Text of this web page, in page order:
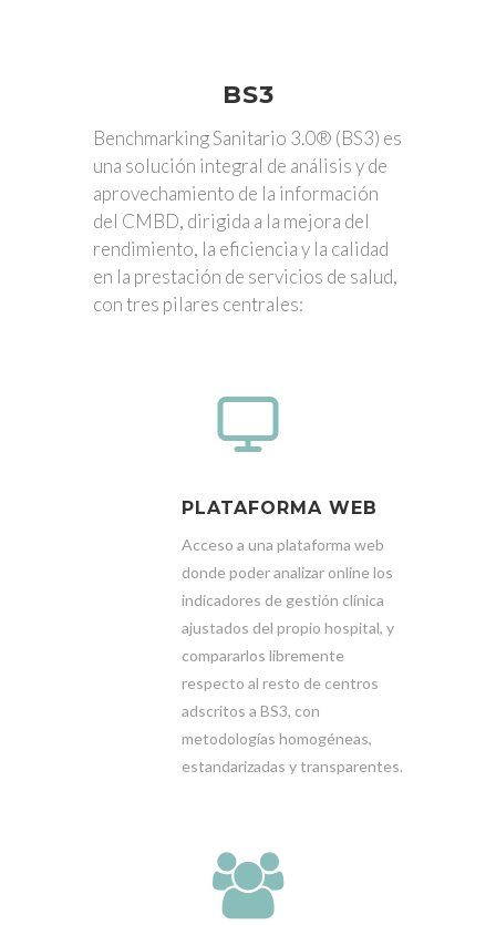
BS3
Benchmarking Sanitario 3.0® (BS3) es
una solución integral de análisis y de
aprovechamiento de la información
del CMBD, dirigida a la mejora del
rendimiento, la eficiencia y la calidad
en la prestación de servicios de salud,
con tres pilares centrales:
PLATAFORMA WEB
Acceso a una plataforma web
donde poder analizar online los
indicadores de gestión clínica
ajustados del propio hospital, y
compararlos libremente
respecto al resto de centros
adscritos a BS3, con
metodologías homogéneas,
estandarizadas y transparentes.